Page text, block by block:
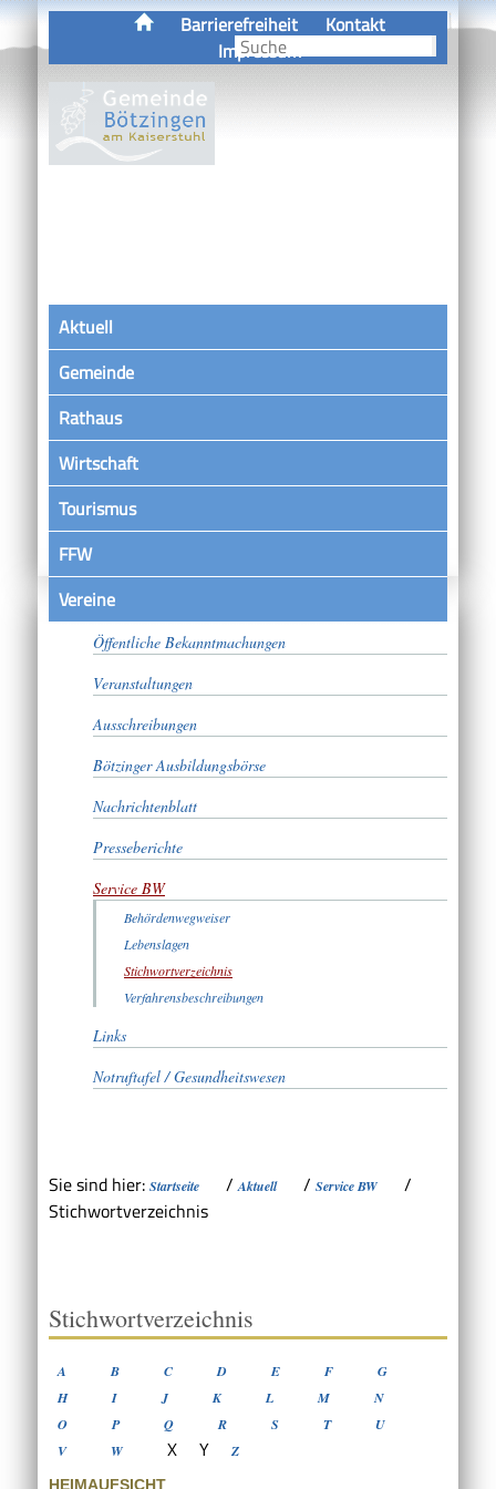
Barrierefreiheit
Kontakt
Impressum
Aktuell
Gemeinde
Rathaus
Wirtschaft
Tourismus
FFW
VereineSatzungen
Öffentliche Bekanntmachungen
Veranstaltungen
Ausschreibungen
Bötzinger Ausbildungsbörse
Nachrichtenblatt
Presseberichte
Service BW
Behördenwegweiser
Lebenslagen
Stichwortverzeichnis
Verfahrensbeschreibungen
Links
Notruftafel / Gesundheitswesen
Sie sind hier: Startseite /Aktuell / Service BW
/
Stichwortverzeichnis
Stichwortverzeichnis
A B C D E F
G
H
I J K L M
N
O
P Q R S T
U
V
W X Y Z
HEIMAUFSICHT